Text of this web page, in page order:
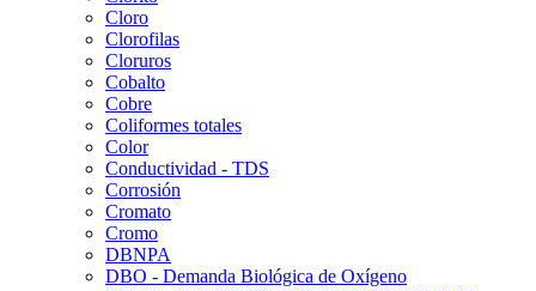
Cloro
Clorofilas
Cloruros
Cobalto
Cobre
Coliformes totales
Color
Conductividad - TDS
Corrosión
Cromato
Cromo
DBNPA
DBO - Demanda Biológica de Oxígeno